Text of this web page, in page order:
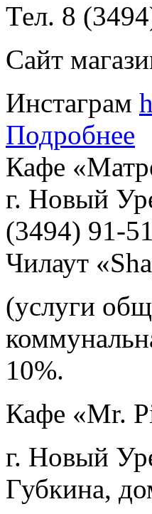
Тел. 8
Сайт
Инстаграм
Подробнее
Кафе
г. Новый
(3494) 91-
Чилаут
(услуги
10%.
Кафе «Mr.
г. Новый
Губкина,